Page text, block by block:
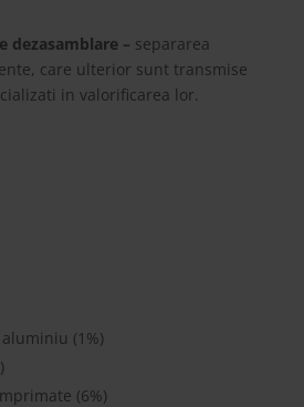
dezasamblare – separarea
care ulterior sunt transmise
in valorificarea lor.
aluminiu (1%)
(6%)